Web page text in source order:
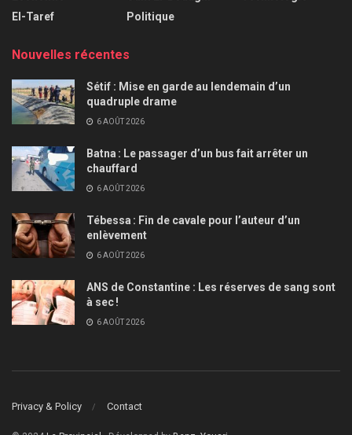
El-Taref
Politique
Nouvelles récentes
Sétif : Mise en garde au lendemain d’un
quadruple drame
6 AOÛT 2026
Batna : Le passager d’un bus fait arrêter un
chauffard
6 AOÛT 2026
Tébessa : Fin de cavale pour l’auteur d’un
enlèvement
6 AOÛT 2026
ANS de Constantine : Les réserves de sang sont
à sec !
6 AOÛT 2026
Privacy & Policy Contact